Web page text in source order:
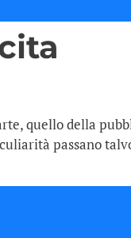
quello della
passano